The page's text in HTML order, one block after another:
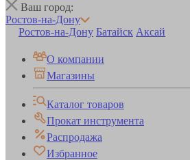
Ваш город:
Ростов-на-Дону
Ростов-на-Дону Батайск Аксай
О компании
Магазины
Каталог товаров
Прокат инструмента
Распродажа
Избранное